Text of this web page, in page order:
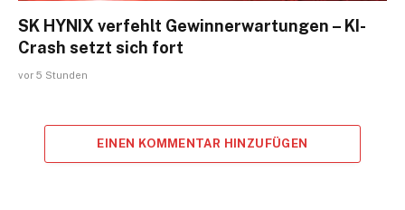
SK HYNIX verfehlt Gewinnerwartungen – KI-
Crash setzt sich fort
vor 5 Stunden
EINEN KOMMENTAR HINZUFÜGEN